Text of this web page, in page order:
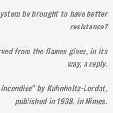
be brought to have better
resistance?
from the flames gives, in its
way, a reply.
by Kuhnholtz-Lordat,
published in 1938, in Nîmes.